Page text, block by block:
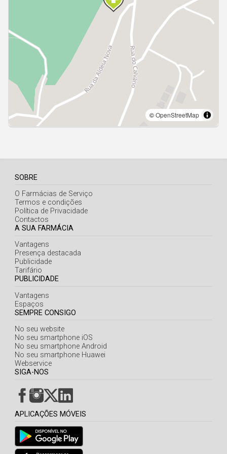
SOBRE
O Farmácias de Serviço
Termos e condições
Política de Privacidade
Contactos
A SUA FARMÁCIA
Vantagens
Presença destacada
Publicidade
Tarifário
PUBLICIDADE
Vantagens
Espaços
SEMPRE CONSIGO
No seu website
No seu smartphone iOS
No seu smartphone Android
No seu smartphone Huawei
Webservice
SIGA-NOS
APLICAÇÕES MÓVEIS